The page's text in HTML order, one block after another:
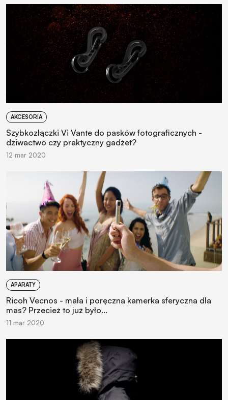
AKCESORIA
Szybkozłączki Vi Vante do pasków fotograficznych -
dziwactwo czy praktyczny gadżet?
12 mar 2020
APARATY
Ricoh Vecnos - mała i poręczna kamerka sferyczna dla
mas? Przecież to już było...
11 mar 2020